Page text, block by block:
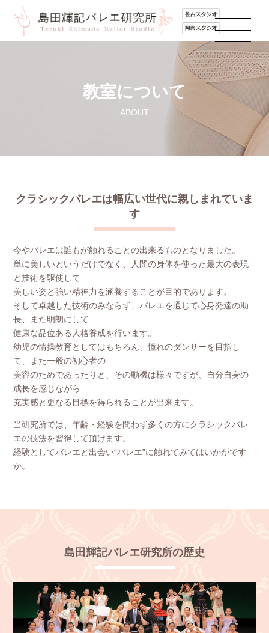
教室について
ABOUT
クラシックバレエは幅広い世代に親しまれていま
す
今やバレエは誰もが触れることの出来るものとなりました。
単に美しいというだけでなく、人間の身体を使った最大の表現
と技術を駆使して
美しい姿と強い精神力を涵養することが目的であります。
そして卓越した技術のみならず、バレエを通じて心身発達の助
長、また明朗にして
健康な品位ある人格養成を行います。
幼児の情操教育としてはもちろん、憧れのダンサーを目指し
て、また一般の初心者の
美容のためであったりと、その動機は様々ですが、自分自身の
成長を感じながら
充実感と更なる目標を得られることが出来ます。
当研究所では、年齢・経験を問わず多くの方にクラシックバレ
エの技法を習得して頂けます。
経験としてバレエと出会い“バレエ”に触れてみてはいかがです
か。
島田輝記バレエ研究所の歴史